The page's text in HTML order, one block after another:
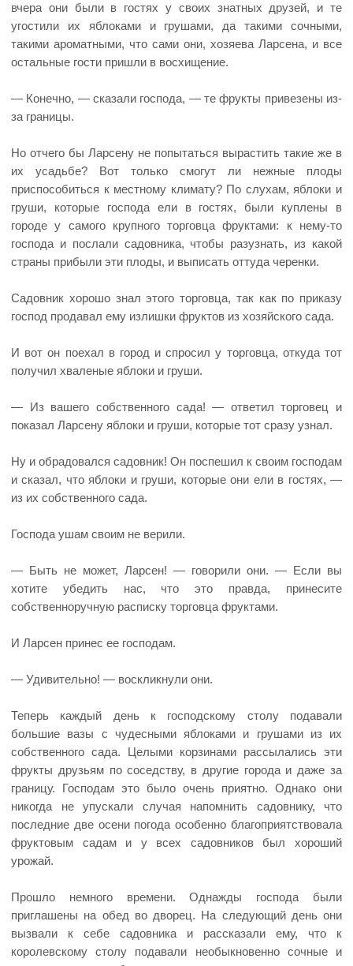
вчера они были в гостях у своих знатных друзей, и те
угостили их яблоками и грушами, да такими сочными,
такими ароматными, что сами они, хозяева Ларсена, и все
остальные гости пришли в восхищение.
— Конечно, — сказали господа, — те фрукты привезены из-
за границы.
Но отчего бы Ларсену не попытаться вырастить такие же в
их усадьбе? Вот только смогут ли нежные плоды
приспособиться к местному климату? По слухам, яблоки и
груши, которые господа ели в гостях, были куплены в
городе у самого крупного торговца фруктами: к нему-то
господа и послали садовника, чтобы разузнать, из какой
страны прибыли эти плоды, и выписать оттуда черенки.
Садовник хорошо знал этого торговца, так как по приказу
господ продавал ему излишки фруктов из хозяйского сада.
И вот он поехал в город и спросил у торговца, откуда тот
получил хваленые яблоки и груши.
— Из вашего собственного сада! — ответил торговец и
показал Ларсену яблоки и груши, которые тот сразу узнал.
Ну и обрадовался садовник! Он поспешил к своим господам
и сказал, что яблоки и груши, которые они ели в гостях, —
из их собственного сада.
Господа ушам своим не верили.
— Быть не может, Ларсен! — говорили они. — Если вы
хотите убедить нас, что это правда, принесите
собственноручную расписку торговца фруктами.
И Ларсен принес ее господам.
— Удивительно! — воскликнули они.
Теперь каждый день к господскому столу подавали
большие вазы с чудесными яблоками и грушами из их
собственного сада. Целыми корзинами рассылались эти
фрукты друзьям по соседству, в другие города и даже за
границу. Господам это было очень приятно. Однако они
никогда не упускали случая напомнить садовнику, что
последние две осени погода особенно благоприятствовала
фруктовым садам и у всех садовников был хороший
урожай.
Прошло немного времени. Однажды господа были
приглашены на обед во дворец. На следующий день они
вызвали к себе садовника и рассказали ему, что к
королевскому столу подавали необыкновенно сочные и